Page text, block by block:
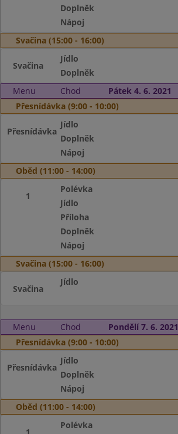
Doplněk
Nápoj
Svačina (15:00 - 16:00)
Svačina
Jídlo
Doplněk
Menu
Chod
Pátek 4. 6. 2021
Přesnídávka (9:00 - 10:00)
Přesnídávka
Jídlo
Doplněk
Nápoj
Oběd (11:00 - 14:00)
1
Polévka
Jídlo
Příloha
Doplněk
Nápoj
Svačina (15:00 - 16:00)
Svačina
Jídlo
Menu Chod
Pondělí 7. 6. 2021
Přesnídávka (9:00 - 10:00)
Přesnídávka
Jídlo
Doplněk
Nápoj
Oběd (11:00 - 14:00)
Polévka